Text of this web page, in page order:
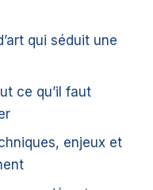
qui séduit une
ce qu’il faut
enjeux et